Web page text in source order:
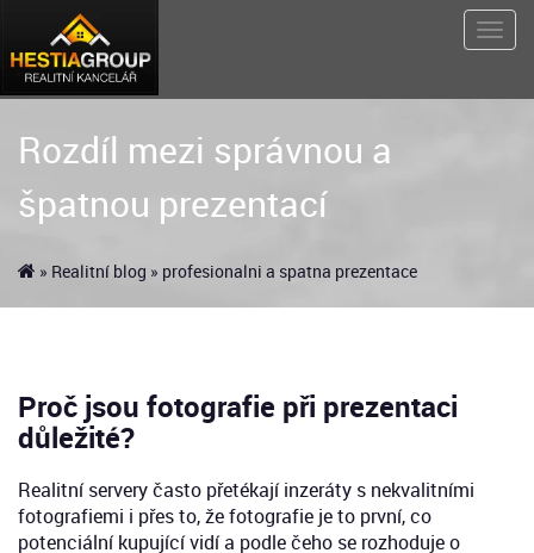
Rozdíl mezi správnou a
špatnou prezentací
» Realitní blog » profesionalni a spatna prezentace
Proč jsou fotografie při prezentaci
důležité?
Realitní servery často přetékají inzeráty s nekvalitními
fotografiemi i přes to, že fotografie je to první, co
potenciální kupující vidí a podle čeho se rozhoduje o